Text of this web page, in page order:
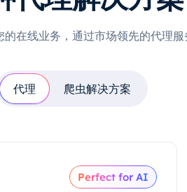
在线业务，通过市场领先的代理服
代理 爬虫解决方案
Perfect for AI